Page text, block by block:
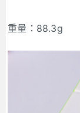
重量：88.3g